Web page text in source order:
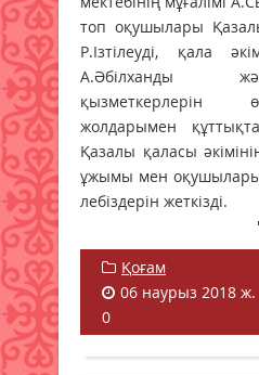
топ оқушылары
Р.Ізтілеуді, қала
А.Әбілханды
қызметкерлерін
жолдарымен
Қазалы қаласы
ұжымы мен
лебіздерін жеткізді.
Қоғам
06 наурыз 2018 ж.
0